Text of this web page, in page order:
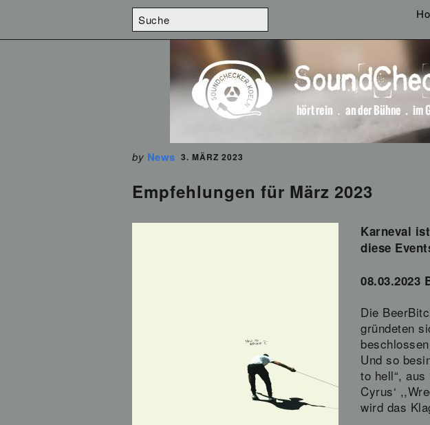
by News 3. MÄRZ 2023
Empfehlungen für März 2023
Karneval
diese
08.03.2023
Die
gründeten
Und so
to hell“, aus
Cyrus‘
wird das